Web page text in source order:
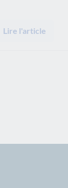
Lire l'article